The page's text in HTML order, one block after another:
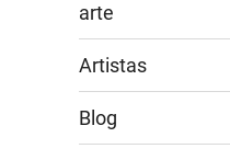
arte
Artistas
Blog